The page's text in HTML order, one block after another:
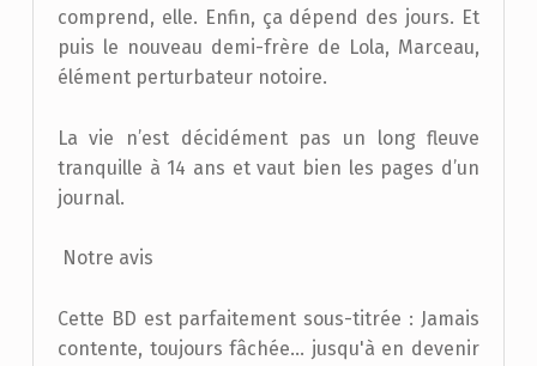
comprend, elle. Enfin, ça dépend des jours. Et
puis le nouveau demi-frère de Lola, Marceau,
élément perturbateur notoire.
La vie n’est décidément pas un long fleuve
tranquille à 14 ans et vaut bien les pages d’un
journal.
Notre avis
Cette BD est parfaitement sous-titrée : Jamais
contente, toujours fâchée… jusqu'à en devenir